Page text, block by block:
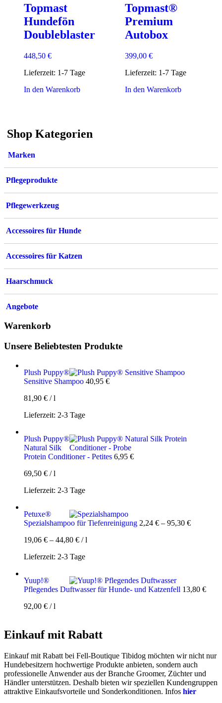
der
Topmast
Hundefön
Doubleblaster
448,50 €
Lieferzeit: 1-7 Tage
In den Warenkorb
Topmast®
Premium
Autobox
399,00 €
Lieferzeit: 1-7 Tage
In den Warenkorb
Shop Kategorien
Marken
Pflegeprodukte
Pflegewerkzeug
Accessoires für Hunde
Accessoires für Katzen
Haarschmuck
Angebote
Warenkorb
Unsere Beliebtesten Produkte
Plush Puppy®
Sensitive Shampoo 40,95 €
81,90 € /l
Lieferzeit: 2-3 Tage
Plush Puppy®
Natural Silk
Protein Conditioner - Petites 6,95 €
69,50 € /l
Lieferzeit: 2-3 Tage
Petuxe®
Spezialshampoo für Tiefenreinigung 2,24 € – 95,30 €
19,06 € – 44,80 € /l
Lieferzeit: 2-3 Tage
Yuup!®
Pflegendes Duftwasser für Hunde- und Katzenfell 13,80 €
92,00 € /l
Einkauf mit Rabatt
Einkauf mit Rabatt bei Fell-Boutique Tibidog möchten wir nicht nur
Hundebesitzern hochwertige Produkte anbieten, sondern auch
professionelle Anwender aus der Branche Groomer, Züchter und
Händler unterstützen. Deshalb bieten wir speziellen Kundengruppen
attraktive Einkaufsvorteile und Sonderkonditionen. Infos hier